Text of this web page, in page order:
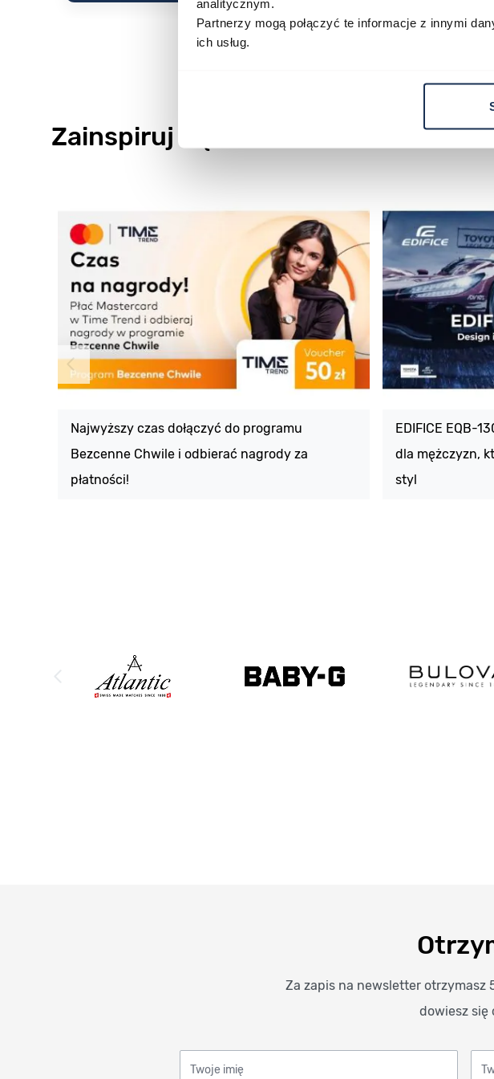
analitycznym.
Partnerzy mogą połączyć te informacje z innymi
ich usług.
Zainspiruj się
Najwyższy czas dołączyć do programu
Bezcenne Chwile i odbierać nagrody za
płatności!
EDIFICE EQB-
dla mężczyzn,
styl
Za zapis na newsletter otrzymasz
dowiesz się